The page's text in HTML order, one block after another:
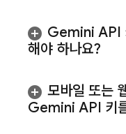
Gemini API
해야 하나요?
모바일 또는
Gemini API 키